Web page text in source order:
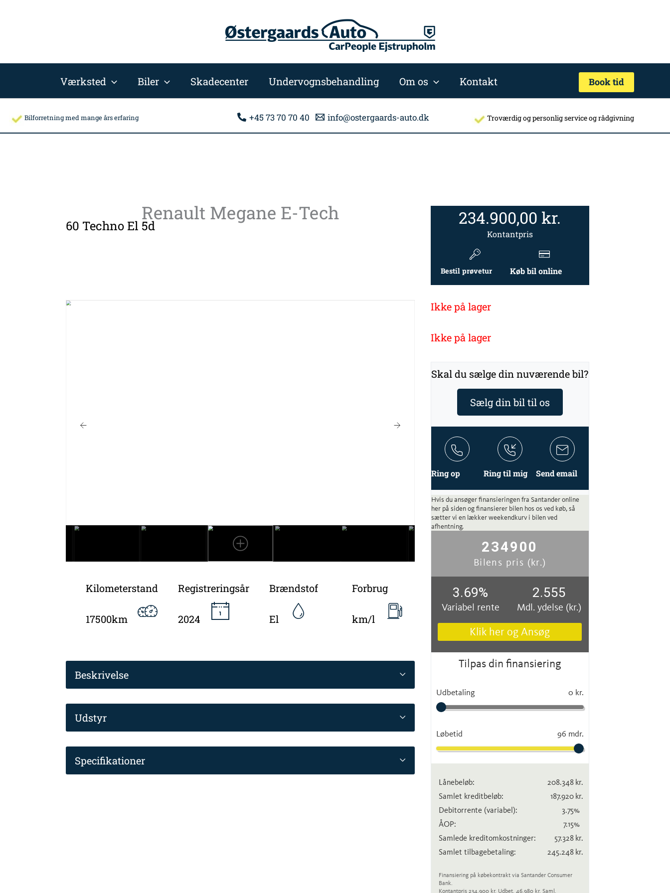
Værksted Biler Skadecenter Undervognsbehandling Om os Kontakt Book tid
Bilforretning med mange års erfaring +45 73 70 70 40 info@ostergaards-auto.dk Troværdig og personlig service og rådgivning
Renault Megane E-Tech
60 Techno El 5d 234.900,00 kr.
Kontantpris
Bestil prøvetur Køb bil online
Kilometerstand
17500km
Registreringsår
2024
Brændstof
El
Forbrug
km/l
Beskrivelse
Udstyr
Specifikationer
Ikke på lager
Ikke på lager
Skal du sælge din nuværende bil?
Sælg din bil til os
Ring op Ring til mig Send email
Hvis du ansøger finansieringen fra Santander online
her på siden og finansierer bilen hos os ved køb, så
sætter vi en lækker weekendkurv i bilen ved
afhentning.
234900
Bilens pris (kr.)
3.69%
Variabel rente
2.555
Mdl. ydelse (kr.)
Klik her og Ansøg
Tilpas din finansiering
Udbetaling 0 kr.
Løbetid 96 mdr.
Lånebeløb: 208.348 kr.
Samlet kreditbeløb:
187.920 kr.
Debitorrente (variabel): 3.75%
ÅOP:
7.15%
Samlede kreditomkostninger:
57.328 kr.
Samlet tilbagebetaling:
245.248 kr.
Finansiering på købekontrakt via Santander Consumer
Bank.
Kontantpris 234.900 kr. Udbet. 46.980 kr. Saml.